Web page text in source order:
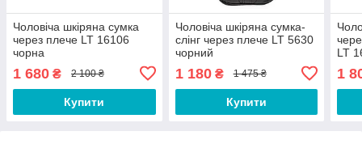
Чоловіча шкіряна сумка
через плече LT 16106
чорна
1 680 ₴ 2 100 ₴
Купити
Чоловіча шкіряна сумка-
слінг через плече LT 5630
чорний
1 180₴ 1 475 ₴
Купити
LT
1